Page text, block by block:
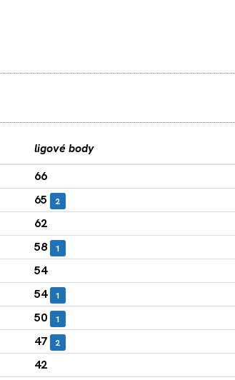
ligové body
66
65 2
62
58 1
54
54 1
50 1
47 2
42